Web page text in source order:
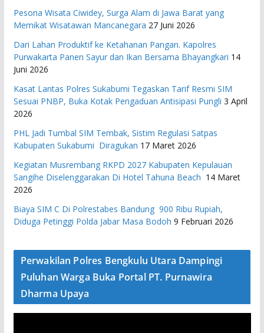
Pesona Wisata Ciwidey, Surga Alam di Jawa Barat yang
Memikat Wisatawan Mancanegara 27 Juni 2026
Dari Lahan Produktif ke Ketahanan Pangan. Kapolres
Purwakarta Panen Sayur dan Ikan Bersama Bhayangkari 14
Juni 2026
Kasat Lantas Polres Sukabumi Tegaskan Tarif Resmi SIM
Sesuai PNBP, Buka Kotak Pengaduan Antisipasi Pungli 3 April
2026
PHL Jadi Tumbal SIM Tembak, Sistim Regulasi Satpas
Kabupaten Sukabumi Diragukan 17 Maret 2026
Kegiatan Musrembang RKPD 2027 ​Kabupaten Kepulauan
Sangihe Diselenggarakan Di Hotel Tahuna Beach 14 Maret
2026
Biaya SIM C Di Polrestabes Bandung 900 Ribu Rupiah,
Diduga Petinggi Polda Jabar Masa Bodoh 9 Februari 2026
Perwakilan Polres Bengkulu Utara Dampingi
Puluhan Warga Buka Portal PT. Purnawira
Dharma Upaya